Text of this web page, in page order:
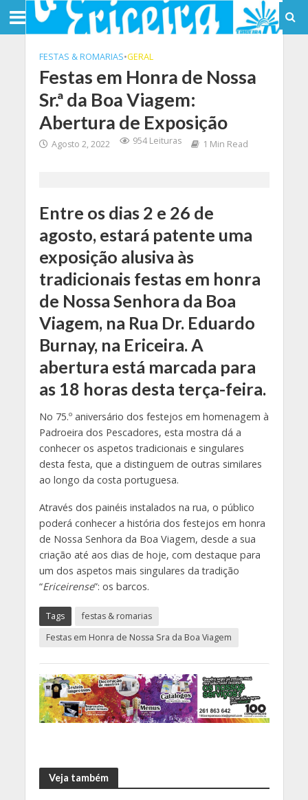
FESTAS & ROMARIAS•GERAL
Festas em Honra de Nossa
Sr.ª da Boa Viagem:
Abertura de Exposição
Agosto 2, 2022 954 Leituras 1 Min Read
Entre os dias 2 e 26 de
agosto, estará patente uma
exposição alusiva às
tradicionais festas em honra
de Nossa Senhora da Boa
Viagem, na Rua Dr. Eduardo
Burnay, na Ericeira. A
abertura está marcada para
as 18 horas desta terça-feira.
No 75.º aniversário dos festejos em homenagem à
Padroeira dos Pescadores, esta mostra dá a
conhecer os aspetos tradicionais e singulares
desta festa, que a distinguem de outras similares
ao longo da costa portuguesa.
Através dos painéis instalados na rua, o público
poderá conhecer a história dos festejos em honra
de Nossa Senhora da Boa Viagem, desde a sua
criação até aos dias de hoje, com destaque para
um dos aspetos mais singulares da tradição
“Ericeirense”: os barcos.
Tags
festas & romarias
Festas em Honra de Nossa Sra da Boa Viagem
Veja também